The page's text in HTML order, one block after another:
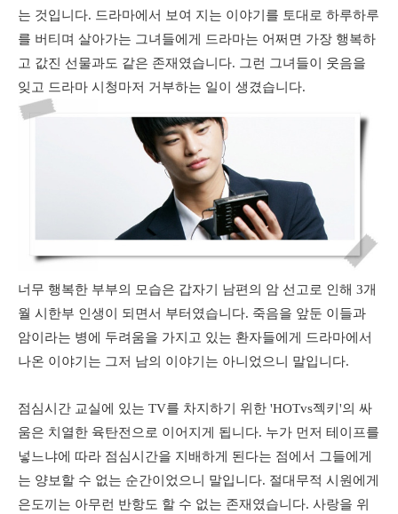
는 것입니다. 드라마에서 보여 지는 이야기를 토대로 하루하루
를 버티며 살아가는 그녀들에게 드라마는 어쩌면 가장 행복하
고 값진 선물과도 같은 존재였습니다. 그런 그녀들이 웃음을
잊고 드라마 시청마저 거부하는 일이 생겼습니다.
너무 행복한 부부의 모습은 갑자기 남편의 암 선고로 인해 3개
월 시한부 인생이 되면서 부터였습니다. 죽음을 앞둔 이들과
암이라는 병에 두려움을 가지고 있는 환자들에게 드라마에서
나온 이야기는 그저 남의 이야기는 아니었으니 말입니다.
점심시간 교실에 있는 TV를 차지하기 위한 'HOTvs젝키'의 싸
움은 치열한 육탄전으로 이어지게 됩니다. 누가 먼저 테이프를
넣느냐에 따라 점심시간을 지배하게 된다는 점에서 그들에게
는 양보할 수 없는 순간이었으니 말입니다. 절대무적 시원에게
은도끼는 아무런 반항도 할 수 없는 존재였습니다. 사랑을 위